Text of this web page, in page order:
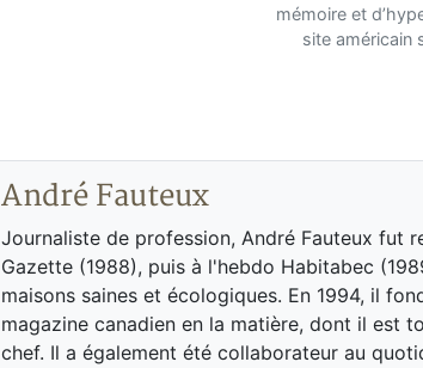
mémoire et
site américain
André Fauteux
Journaliste de profession, André Fauteux fut
Gazette (1988), puis à l'hebdo Habitabec
maisons saines et écologiques. En 1994, il
magazine canadien en la matière, dont il est
chef. Il a également été collaborateur au